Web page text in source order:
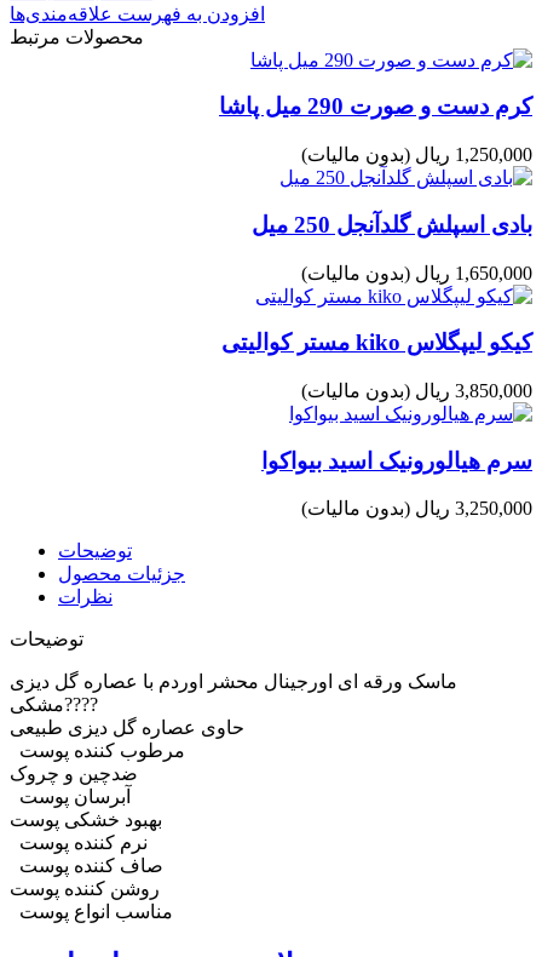
افزودن به فهرست علاقه‌مندی‌ها
محصولات مرتبط
کرم دست و صورت 290 میل پاشا
1,250,000 ریال (بدون مالیات)
بادی اسپلش گلدآنجل 250 میل
1,650,000 ریال (بدون مالیات)
کیکو لیپگلاس kiko مستر کوالیتی
3,850,000 ریال (بدون مالیات)
سرم هیالورونیک اسید بیواکوا
3,250,000 ریال (بدون مالیات)
توضیحات
جزئیات محصول
نظرات
توضیحات
ماسک ورقه ای اورجینال محشر اوردم با عصاره گل دیزی
مشکی????
حاوی عصاره گل دیزی طبیعی
مرطوب کننده پوست
ضدچین و چروک
آبرسان پوست
بهبود خشکی پوست
نرم کننده پوست
صاف کننده پوست
روشن کننده پوست
مناسب انواع پوست